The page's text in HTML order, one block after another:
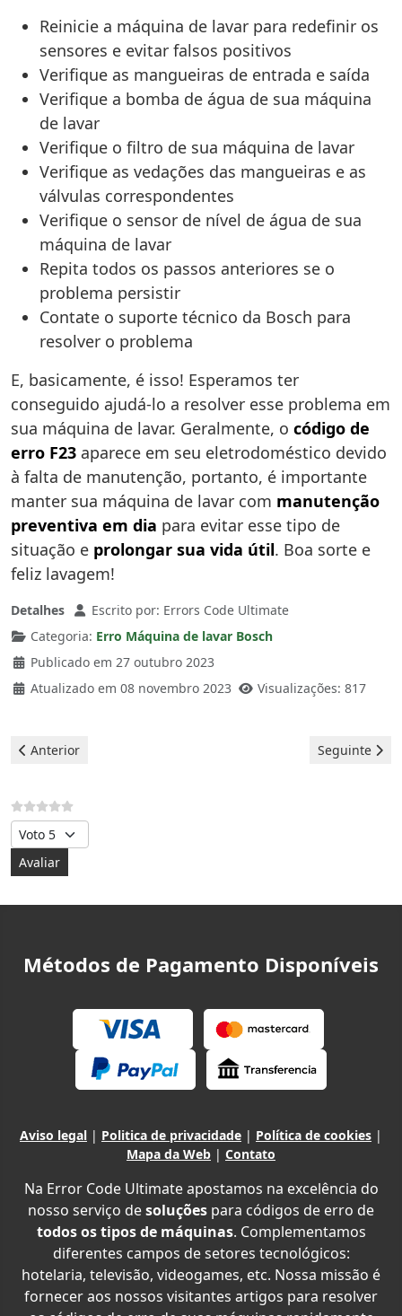
Reinicie a máquina de lavar para redefinir os
sensores e evitar falsos positivos
Verifique as mangueiras de entrada e saída
Verifique a bomba de água de sua máquina
de lavar
Verifique o filtro de sua máquina de lavar
Verifique as vedações das mangueiras e as
válvulas correspondentes
Verifique o sensor de nível de água de sua
máquina de lavar
Repita todos os passos anteriores se o
problema persistir
Contate o suporte técnico da Bosch para
resolver o problema
E, basicamente, é isso! Esperamos ter
conseguido ajudá-lo a resolver esse problema em
sua máquina de lavar. Geralmente, o código de
erro F23 aparece em seu eletrodoméstico devido
à falta de manutenção, portanto, é importante
manter sua máquina de lavar com manutenção
preventiva em dia para evitar esse tipo de
situação e prolongar sua vida útil. Boa sorte e
feliz lavagem!
Detalhes Escrito por: Errors Code Ultimate
Categoria: Erro Máquina de lavar Bosch
Publicado em 27 outubro 2023
Atualizado em 08 novembro 2023
Visualizações: 817
Artigo anterior: Bosch Máquina de lavar - erro F26
Anterior Artigo
Seguinte
Avalie, por favor
Métodos de Pagamento Disponíveis
Aviso legal | Politica de privacidade | Política de cookies |
Mapa da Web | Contato
Na Error Code Ultimate apostamos na excelência do
nosso serviço desoluções para códigos de erro de
todos os tipos de máquinas. Complementamos
diferentes campos de setores tecnológicos:
hotelaria, televisão, videogames, etc. Nossa missão é
fornecer aos nossos visitantes artigos para resolver